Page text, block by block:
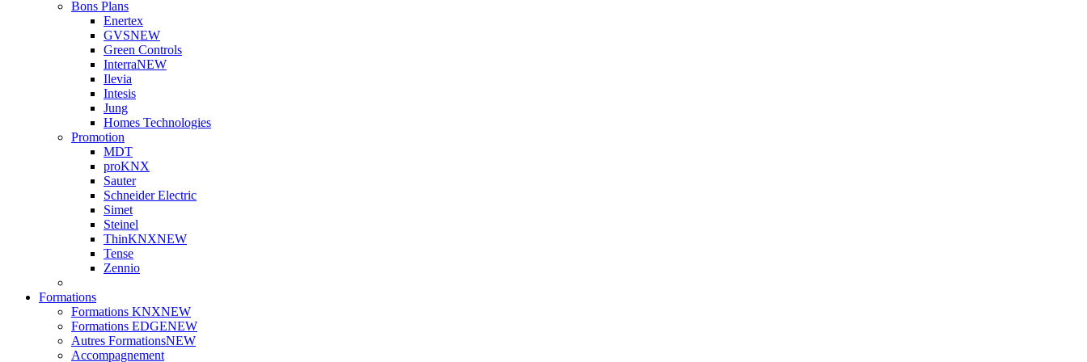
Bons Plans
Enertex
GVSNEW
Green Controls
InterraNEW
Ilevia
Intesis
Jung
Homes Technologies
Promotion
MDT
proKNX
Sauter
Schneider Electric
Simet
Steinel
ThinKNXNEW
Tense
Zennio
Formations
Formations KNXNEW
Formations EDGENEW
Autres FormationsNEW
Accompagnement